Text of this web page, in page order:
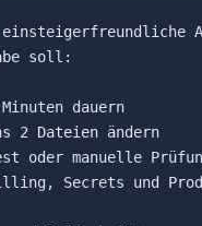
einsteigerfreundliche
soll:
Secrets und